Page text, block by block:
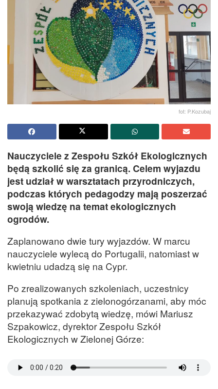
fot: P.Kozubaj
Nauczyciele z Zespołu Szkół Ekologicznych
będą szkolić się za granicą. Celem wyjazdu
jest udział w warsztatach przyrodniczych,
podczas których pedagodzy mają poszerzać
swoją wiedzę na temat ekologicznych
ogrodów.
Zaplanowano dwie tury wyjazdów. W marcu
nauczyciele wylecą do Portugalii, natomiast w
kwietniu udadzą się na Cypr.
Po zrealizowanych szkoleniach, uczestnicy
planują spotkania z zielonogórzanami, aby móc
przekazywać zdobytą wiedzę, mówi Mariusz
Szpakowicz, dyrektor Zespołu Szkół
Ekologicznych w Zielonej Górze: